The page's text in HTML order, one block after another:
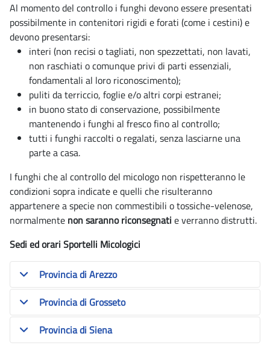
Al momento del controllo i funghi devono essere presentati
possibilmente in contenitori rigidi e forati (come i cestini) e
devono presentarsi:
interi (non recisi o tagliati, non spezzettati, non lavati,
non raschiati o comunque privi di parti essenziali,
fondamentali al loro riconoscimento);
puliti da terriccio, foglie e/o altri corpi estranei;
in buono stato di conservazione, possibilmente
mantenendo i funghi al fresco fino al controllo;
tutti i funghi raccolti o regalati, senza lasciarne una
parte a casa.
I funghi che al controllo del micologo non rispetteranno le
condizioni sopra indicate e quelli che risulteranno
appartenere a specie non commestibili o tossiche-velenose,
normalmente non saranno riconsegnati e verranno distrutti.
Sedi ed orari Sportelli Micologici
Provincia di Arezzo
Provincia di Grosseto
Provincia di Siena